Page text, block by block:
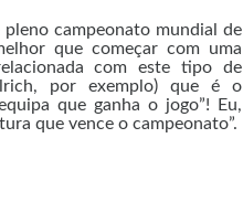
campeonato mundial de
que começar com uma
com este tipo de
por exemplo) que é o
que ganha o jogo”! Eu,
que vence o campeonato”.